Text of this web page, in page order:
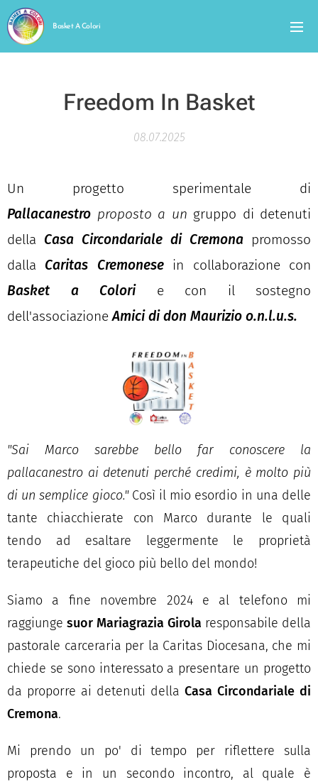
Basket A Colori
Freedom In Basket
08.07.2025
Un progetto sperimentale di
Pallacanestro proposto a un gruppo di detenuti
della Casa Circondariale di Cremona promosso
dalla Caritas Cremonesein collaborazione con
Basket a Colorie con il sostegno
dell'associazioneAmici di don Maurizio o.n.l.u.s.
"Sai Marco sarebbe bello far conoscere la
pallacanestro ai detenuti perché credimi, è molto più
di un semplice gioco."Così il mio esordio in una delle
tante chiacchierate con Marco durante le quali
tendo ad esaltare leggermente le proprietà
terapeutiche del gioco più bello del mondo!
Siamo a fine novembre 2024 e al telefono mi
raggiunge suor Mariagrazia Girola responsabile della
pastorale carceraria per la Caritas Diocesana, che mi
chiede se sono interessato a presentare un progetto
da proporre ai detenuti della Casa Circondariale di
Cremona.
Mi prendo un po' di tempo per riflettere sulla
proposta e in un secondo incontro, al quale è